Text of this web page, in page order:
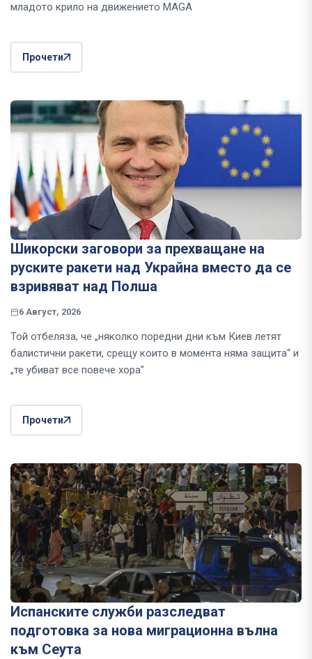
младото крило на движението MAGA
Прочети
Шикорски заговори за прехващане на
руските ракети над Украйна вместо да се
взривяват над Полша
6 Август, 2026
Той отбеляза, че „няколко поредни дни към Киев летят
балистични ракети, срещу които в момента няма защита“ и
„те убиват все повече хора"
Прочети
Испанските служби разследват
подготовка за нова миграционна вълна
към Сеута